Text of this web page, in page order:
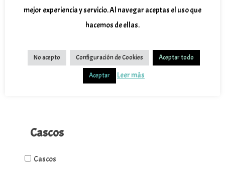
Vespa
Motor
Cascos
Cascos
mejor experiencia y servicio. Al navegar aceptas el uso que
hacemos de ellas.
No acepto Configuración de Cookies Aceptar todo
Aceptar Leer más